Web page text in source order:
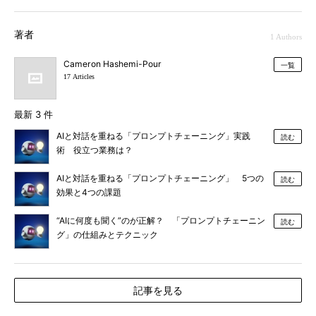
著者 1 Authors
Cameron Hashemi-Pour
17 Articles
一覧
最新 3 件
AIと対話を重ねる「プロンプトチェーニング」実践
術 役立つ業務は？
読む
AIと対話を重ねる「プロンプトチェーニング」 5つの
効果と4つの課題
読む
“AIに何度も聞く”のが正解？ 「プロンプトチェーニン
グ」の仕組みとテクニック
読む
記事を見る